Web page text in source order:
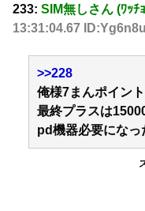
233: SIM無しさん (ﾜｯ
13:31:04.67
>>228
俺様7まんポイン
最終プラスは
pd機器必要になっ